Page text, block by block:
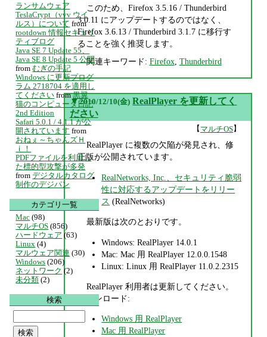
このため、Firefox 3.5.16 / Thunderbird
3.0.11 にアップデートするのではなく、
Firefox 3.6.13 / Thunderbird 3.1.7 に移行す
ることを強く推奨します。
関連キーワード: Firefox, Thunderbird
▼2010/12/10(金) RealPlayer を更新してく
ださい
【 マルチOS】
RealPlayer に複数の欠陥が発見され、修
正版が公開されています。
RealNetworks, Inc.、セキュリティ脆弱
性に対応するアップデートをリリー
ス (RealNetworks)
最新版は次のとおりです。
Windows: RealPlayer 14.0.1
Mac: Mac 用 RealPlayer 12.0.0.1548
Linux: Linux 用 RealPlayer 11.0.2.2315
RealPlayer 利用者は更新してください。
ダウンロード:
Windows 用 RealPlayer
Mac 用 RealPlayer
ランサムウェア
TeslaCrypt（vvv ウイ
ルス）について from
rootdown 情報セキュリ
ティブログ
Java SE 7 Update 55、
Java SE 8 Update 5 公開
from むぎの手記
Windows に更新プログ
ラム 2718704 を適用し
てください from 黒翼
猫のコンピュータ日記
2nd Edition
Safari 5.0.1 / 4.1.1 が公
開されています from
おねぇ～ちゃんズＨ
ｉ！
PDFファイルを利用し
た標的型攻撃が多発
from デジタルカタログ
制作のデジパン
カテゴリ一覧
Mac (98)
マルチOS (856)
ハードウェア (63)
Linux (4)
マルウェア関連 (30)
Windows (206)
ネットワーク (2)
未分類 (2)
検索